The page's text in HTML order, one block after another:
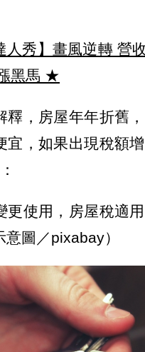
秀】畫風逆轉 營
黑馬 ★
釋，房屋年年折舊
宜，如果出現稅額
更使用，房屋稅適
圖／pixabay）